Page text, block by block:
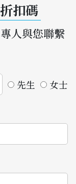
扣碼
人與您聯繫
先生
女士